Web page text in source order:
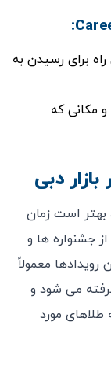
برای رسیدن به
مکانی که
دبی
بهتر است زمان
جشنواره‌ ها و
رویدادها معمولاً
می ‌شود و
مورد